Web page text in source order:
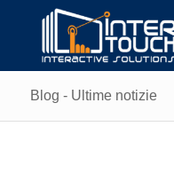
Blog - Ultime notizie